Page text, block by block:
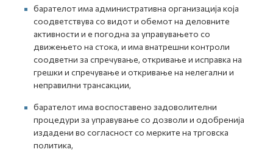
барателот има административна организација која
соодветствува со видот и обемот на деловните
активности и е погодна за управувањето со
движењето на стока, и има внатрешни контроли
соодветни за спречување, откривање и исправка на
грешки и спречување и откривање на нелегални и
неправилни трансакции,
барателот има воспоставено задоволителни
процедури за управување со дозволи и одобренија
издадени во согласност со мерките на трговска
политика,